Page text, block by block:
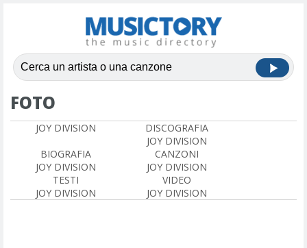
FOTO
JOY DIVISION
DISCOGRAFIA
JOY DIVISION
BIOGRAFIA
JOY DIVISION
CANZONI
JOY DIVISION
TESTI
JOY DIVISION
VIDEO
JOY DIVISION